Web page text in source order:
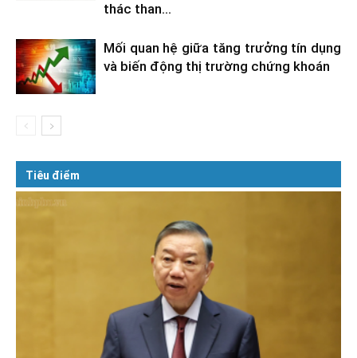
thác than...
Mối quan hệ giữa tăng trưởng tín dụng
và biến động thị trường chứng khoán
Tiêu điểm